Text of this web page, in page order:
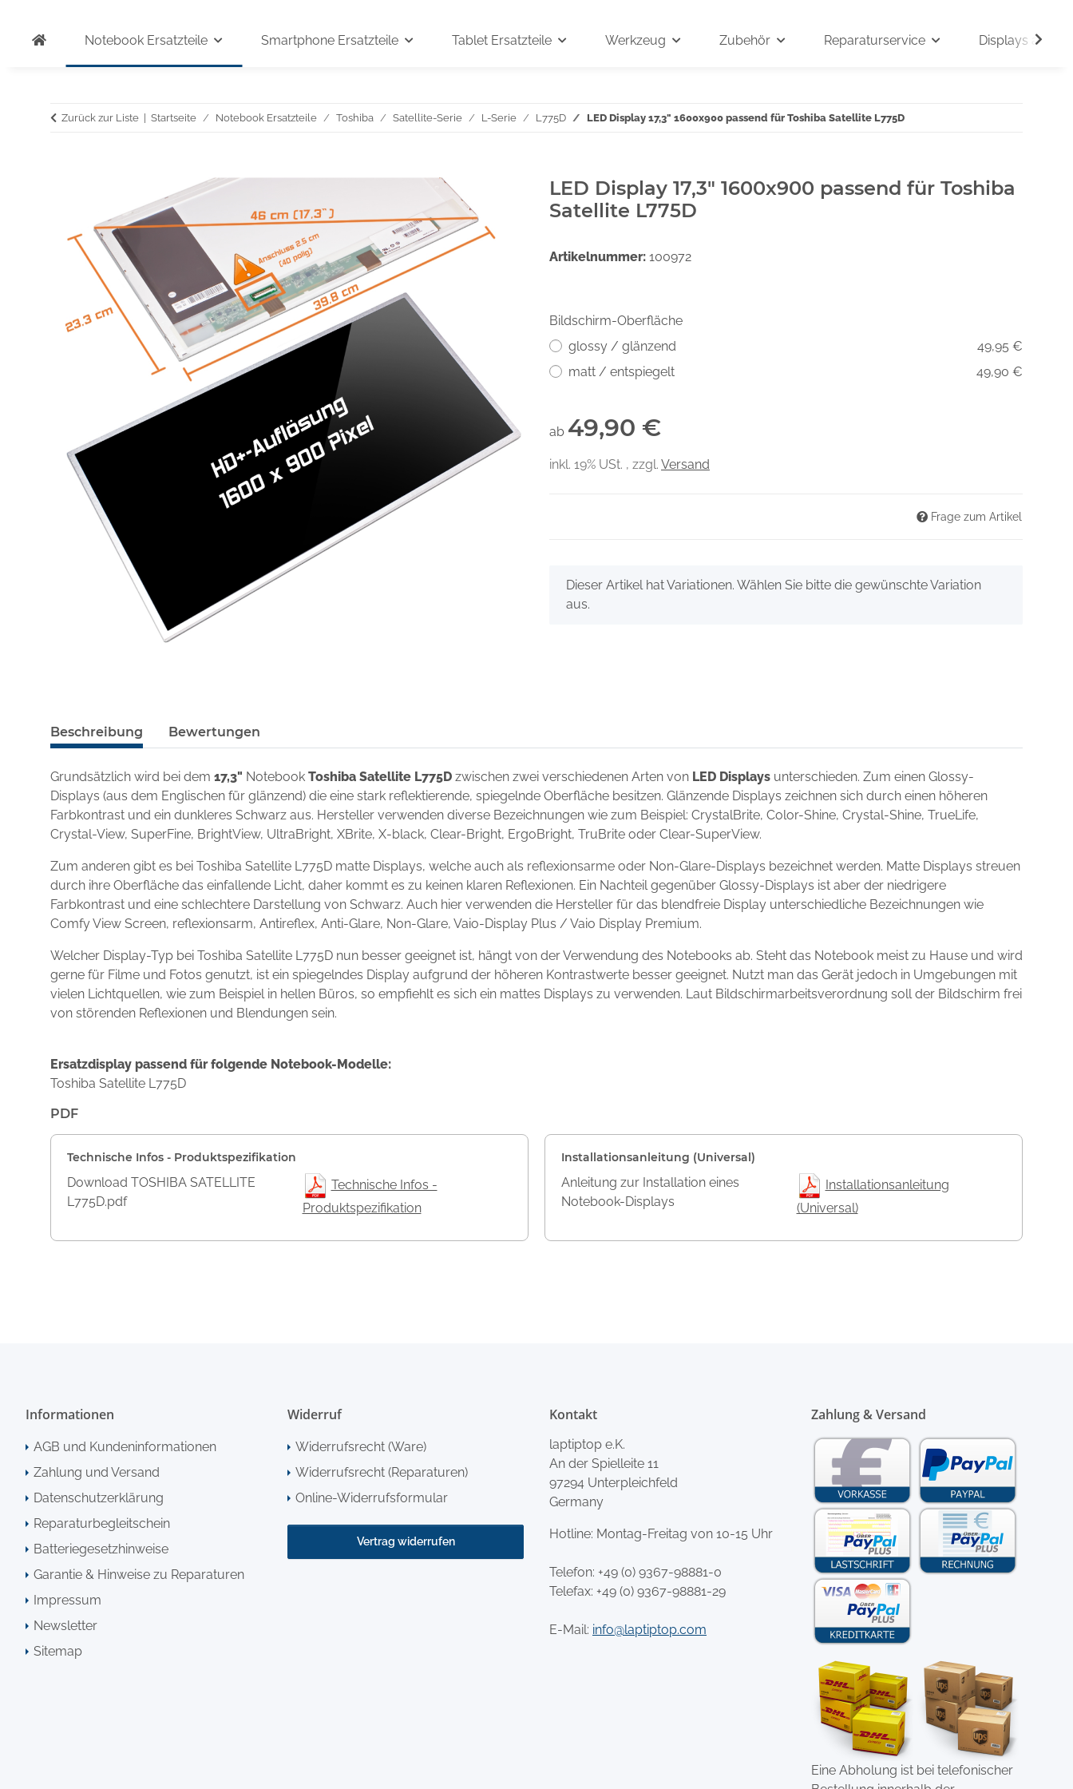
Notebook Ersatzteile Smartphone Ersatzteile Tablet Ersatzteile Werkzeug Zubehör Reparaturservice Displays auf
Zurück zur Liste Startseite Notebook Ersatzteile Toshiba Satellite-Serie L-Serie L775D LED Display 17,3" 1600x900 passend für Toshiba Satellite L775D
LED Display 17,3" 1600x900 passend für Toshiba
Satellite L775D
Artikelnummer: 100972
Bildschirm-Oberfläche
glossy / glänzend
49,95 €
matt / entspiegelt
49,90 €
ab 49,90 €
inkl. 19% USt. , zzgl. Versand
Frage zum Artikel
xDieser Artikel hat Variationen. Wählen Sie bitte die gewünschte Variation
aus.
Beschreibung Bewertungen
Grundsätzlich wird bei dem 17,3" Notebook Toshiba Satellite L775D zwischen zwei verschiedenen Arten von LED Displays unterschieden. Zum einen Glossy-
Displays (aus dem Englischen für glänzend) die eine stark reflektierende, spiegelnde Oberfläche besitzen. Glänzende Displays zeichnen sich durch einen höheren
Farbkontrast und ein dunkleres Schwarz aus. Hersteller verwenden diverse Bezeichnungen wie zum Beispiel: CrystalBrite, Color-Shine, Crystal-Shine, TrueLife,
Crystal-View, SuperFine, BrightView, UltraBright, XBrite, X-black, Clear-Bright, ErgoBright, TruBrite oder Clear-SuperView.
Zum anderen gibt es bei Toshiba Satellite L775D matte Displays, welche auch als reflexionsarme oder Non-Glare-Displays bezeichnet werden. Matte Displays streuen
durch ihre Oberfläche das einfallende Licht, daher kommt es zu keinen klaren Reflexionen. Ein Nachteil gegenüber Glossy-Displays ist aber der niedrigere
Farbkontrast und eine schlechtere Darstellung von Schwarz. Auch hier verwenden die Hersteller für das blendfreie Display unterschiedliche Bezeichnungen wie
Comfy View Screen, reflexionsarm, Antireflex, Anti-Glare, Non-Glare, Vaio-Display Plus / Vaio Display Premium.
Welcher Display-Typ bei Toshiba Satellite L775D nun besser geeignet ist, hängt von der Verwendung des Notebooks ab. Steht das Notebook meist zu Hause und wird
gerne für Filme und Fotos genutzt, ist ein spiegelndes Display aufgrund der höheren Kontrastwerte besser geeignet. Nutzt man das Gerät jedoch in Umgebungen mit
vielen Lichtquellen, wie zum Beispiel in hellen Büros, so empfiehlt es sich ein mattes Displays zu verwenden. Laut Bildschirmarbeitsverordnung soll der Bildschirm frei
von störenden Reflexionen und Blendungen sein.
Ersatzdisplay passend für folgende Notebook-Modelle:
Toshiba Satellite L775D
PDF
Technische Infos - Produktspezifikation
Download TOSHIBA SATELLITE
L775D.pdf
Technische Infos -
Produktspezifikation
Installationsanleitung (Universal)
Anleitung zur Installation eines
Notebook-Displays
Installationsanleitung
(Universal)
Informationen
AGB und Kundeninformationen
Zahlung und Versand
Datenschutzerklärung
Reparaturbegleitschein
Batteriegesetzhinweise
Garantie & Hinweise zu Reparaturen
Impressum
Newsletter
Sitemap
Widerruf
Widerrufsrecht (Ware)
Widerrufsrecht (Reparaturen)
Online-Widerrufsformular
Vertrag widerrufen
Kontakt
laptiptop e.K.
An der Spielleite 11
97294 Unterpleichfeld
Germany
Hotline: Montag-Freitag von 10-15 Uhr
Telefon: +49 (0) 9367-98881-0
Telefax: +49 (0) 9367-98881-29
E-Mail: info@laptiptop.com
Zahlung & Versand
Eine Abholung ist bei telefonischer